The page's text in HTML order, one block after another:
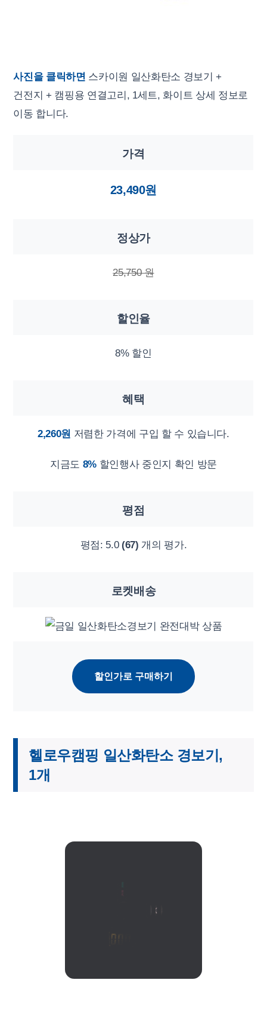
사진을 클릭하면 스카이원 일산화탄소 경보기 +
건전지 + 캠핑용 연결고리, 1세트, 화이트 상세 정보로
이동 합니다.
가격
23,490원
정상가
25,750 원
할인율
8% 할인
혜택
2,260원 저렴한 가격에 구입 할 수 있습니다.
지금도 8%할인행사 중인지 확인 방문
평점
평점: 5.0 (67) 개의 평가.
로켓배송
할인가로 구매하기
헬로우캠핑 일산화탄소 경보기,
1개